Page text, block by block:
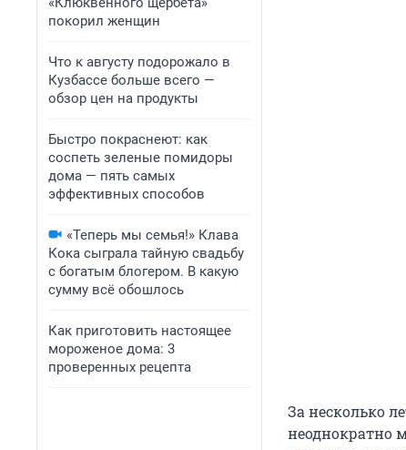
покорил женщин
Что к августу подорожало в
Кузбассе больше всего —
обзор цен на продукты
Быстро покраснеют: как
соспеть зеленые помидоры
дома — пять самых
эффективных способов
«Теперь мы семья!» Клава
Кока сыграла тайную свадьбу
с богатым блогером. В какую
сумму всё обошлось
Как приготовить настоящее
мороженое дома: 3
проверенных рецепта
За несколько
неоднократно